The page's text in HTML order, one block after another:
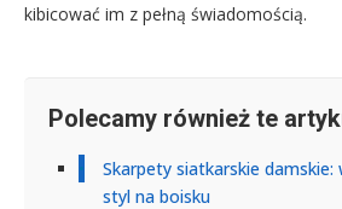
kibicować im z pełną świadomością.
Polecamy również te
Skarpety siatkarskie
styl na boisku